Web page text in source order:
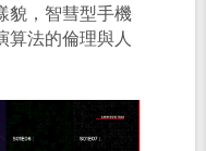
貌，智彗型手機
算法的倫理與人